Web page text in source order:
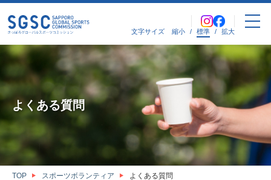
文字サイズ 縮小 / 標準 / 拡大
よくある質問
TOP スポーツボランティア よくある質問